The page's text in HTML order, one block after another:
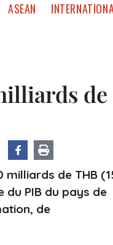
ASEAN
de
de THB
PIB du pays de
de